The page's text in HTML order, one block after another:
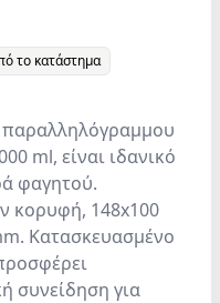
το κατάστημα
παραλληλόγραμμου
ml, είναι ιδανικό
φαγητού.
κορυφή, 148x100
Κατασκευασμένο
συνείδηση για